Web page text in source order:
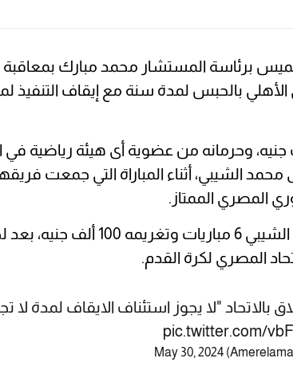
برئاسة المستشار محمد مبارك
المحكمة تغريم الشحات 100 ألف جنيه، وحرمانه من عضوية أى هيئة
محمد الشيبي، أثناء المباراة التي جمعت
المصري الممتاز.
وأعلن الاتحاد المصري لكرة القدم، إيقاف الشيبي 6 مباريات
المصري لكرة القدم.
بالاتحاد "لا يجوز استئناف الايقاف لمدة لا
pic.twitter.com/
May 30, 2024